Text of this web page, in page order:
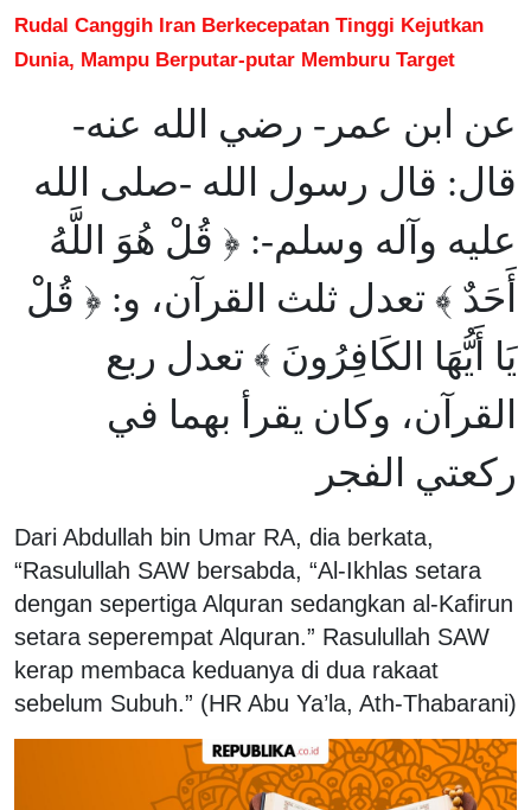
Rudal Canggih Iran Berkecepatan Tinggi Kejutkan
Dunia, Mampu Berputar-putar Memburu Target
عن ابن عمر- رضي الله عنه-
قال: قال رسول الله -صلى الله
عليه وآله وسلم-: ﴿ قُلْ هُوَ اللَّهُ
أَحَدٌ ﴾ تعدل ثلث القرآن، و: ﴿ قُلْ
يَا أَيُّهَا الكَافِرُونَ ﴾ ‌تعدل ‌ربع
‌القرآن، وكان يقرأ بهما في
ركعتي الفجر
Dari Abdullah bin Umar RA, dia berkata,
“Rasulullah SAW bersabda, “Al-Ikhlas setara
dengan sepertiga Alquran sedangkan al-Kafirun
setara seperempat Alquran.” Rasulullah SAW
kerap membaca keduanya di dua rakaat
sebelum Subuh.” (HR Abu Ya’la, Ath-Thabarani)